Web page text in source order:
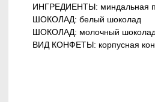
ИНГРЕДИЕНТЫ: миндальная
ШОКОЛАД: белый шоколад
ШОКОЛАД: молочный
ВИД КОНФЕТЫ: корпусная